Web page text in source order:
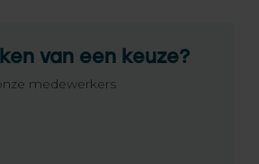
van een keuze?
medewerkers